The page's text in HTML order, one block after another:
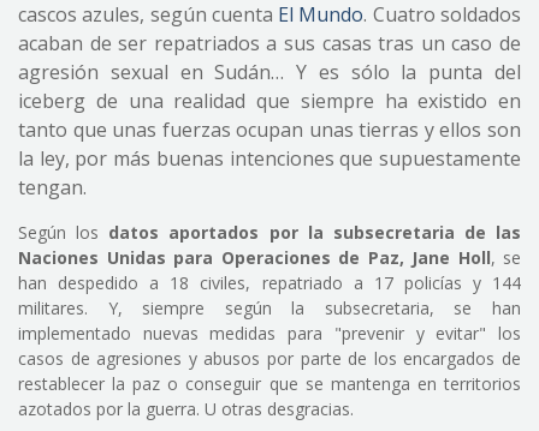
cascos azules, según cuenta El Mundo. Cuatro soldados
acaban de ser repatriados a sus casas tras un caso de
agresión sexual en Sudán… Y es sólo la punta del
iceberg de una realidad que siempre ha existido en
tanto que unas fuerzas ocupan unas tierras y ellos son
la ley, por más buenas intenciones que supuestamente
tengan.
Según los datos aportados por la subsecretaria de las
Naciones Unidas para Operaciones de Paz, Jane Holl, se
han despedido a 18 civiles, repatriado a 17 policías y 144
militares. Y, siempre según la subsecretaria, se han
implementado nuevas medidas para "prevenir y evitar" los
casos de agresiones y abusos por parte de los encargados de
restablecer la paz o conseguir que se mantenga en territorios
azotados por la guerra. U otras desgracias.